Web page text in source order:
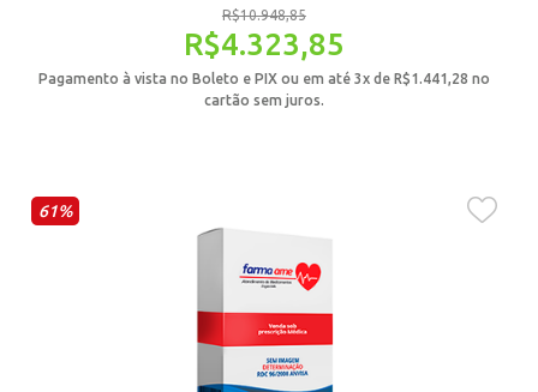
R$10.948,85
R$4.323,85
Pagamento à vista no Boleto e PIX ou em até 3x de R$1.441,28 no
cartão sem juros.
61%